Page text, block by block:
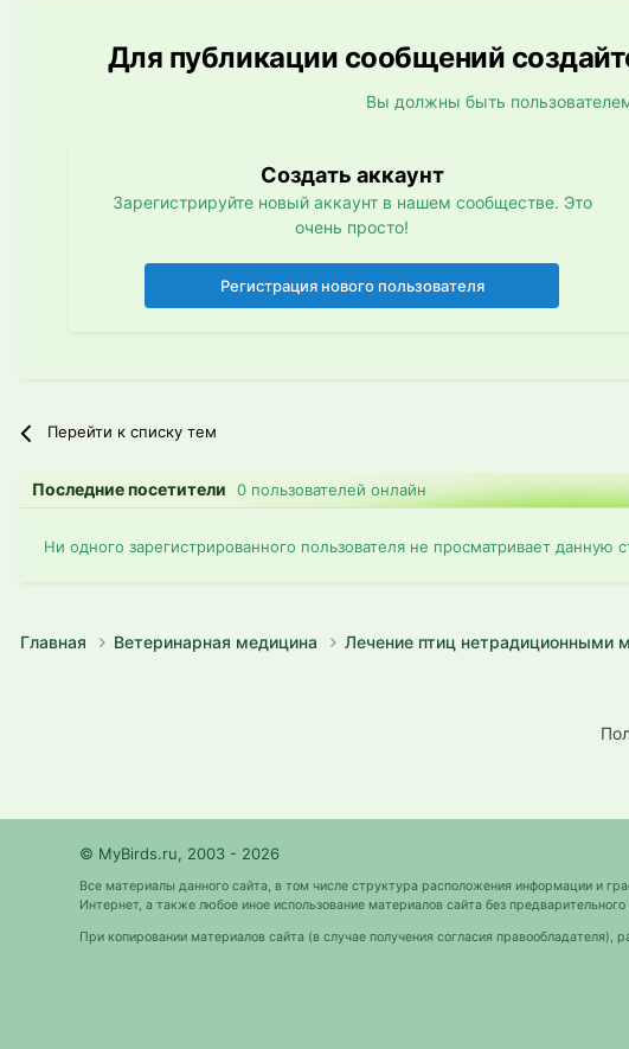
Для публикации сообщений
Вы должны быть
Создать аккаунт
Зарегистрируйте новый аккаунт в нашем сообществе. Это
очень просто!
Регистрация нового пользователя
Перейти к списку тем
Последние посетители 0 пользователей онлайн
Ни одного зарегистрированного пользователя не просматривает данную
Главная Ветеринарная медицина Лечение птиц нетрадиционными
© MyBirds.ru, 2003 - 2026
Все материалы данного сайта, в том числе структура расположения информации и
Интернет, а также любое иное использование материалов сайта без
При копировании материалов сайта (в случае получения согласия правообладателя),